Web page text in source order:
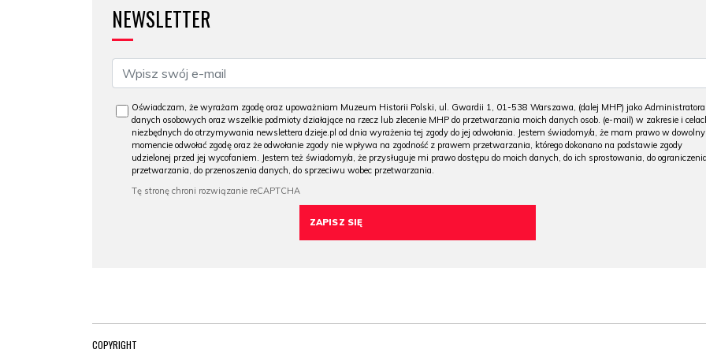
NEWSLETTER
Oświadczam, że wyrażam zgodę oraz upoważniam Muzeum Historii Polski, ul. Gwardii 1, 01-538 Warszawa, (dalej MHP) jako Administratora
danych osobowych oraz wszelkie podmioty działające na rzecz lub zlecenie MHP do przetwarzania moich danych osob. (e-mail) w zakresie i
niezbędnych do otrzymywania newslettera dzieje.pl od dnia wyrażenia tej zgody do jej odwołania. Jestem świadomy/a, że mam prawo w
momencie odwołać zgodę oraz że odwołanie zgody nie wpływa na zgodność z prawem przetwarzania, którego dokonano na podstawie zgody
udzielonej przed jej wycofaniem. Jestem też świadomy/a, że przysługuje mi prawo dostępu do moich danych, do ich sprostowania, do ograniczenia
przetwarzania, do przenoszenia danych, do sprzeciwu wobec przetwarzania.
COPYRIGHT